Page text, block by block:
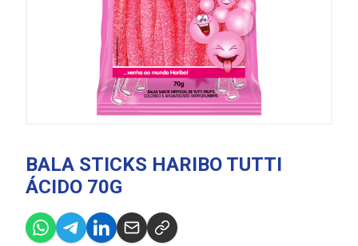
BALA STICKS HARIBO TUTTI
ÁCIDO 70G